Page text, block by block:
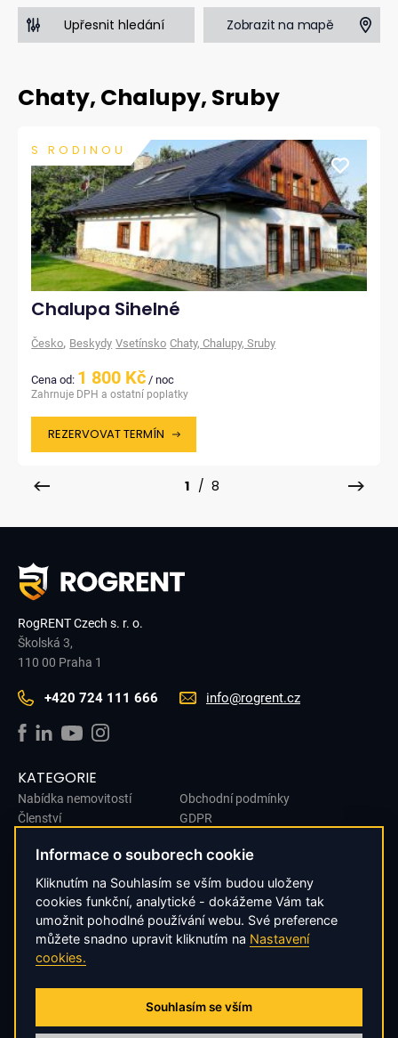
Upřesnit hledání Zobrazit na mapě
Chaty, Chalupy, Sruby
S RODINOU
Chalupa Sihelné
Česko, Beskydy Vsetínsko Chaty, Chalupy, Sruby
Cena od: 1 800 Kč / noc
Zahrnuje DPH a ostatní poplatky
REZERVOVAT TERMÍN
1 / 8
RogRENT Czech s. r. o.
Školská 3,
110 00 Praha 1
+420 724 111 666 info@rogrent.cz
KATEGORIE
Nabídka nemovitostí
Členství
Kontakt
Dárkové poukazy
Nabídnout nemovitosti
Obchodní podmínky
GDPR
ODBĚR NOVINEK
Chcete mít informace o nových místech a novinkách z první ruky?
ODESLAT SOUHLAS
Informace o souborech cookie
Kliknutím na Souhlasím se vším budou uloženy
cookies funkční, analytické - dokážeme Vám tak
umožnit pohodlné používání webu. Své preference
můžete snadno upravit kliknutím na Nastavení
cookies.
Souhlasím se vším